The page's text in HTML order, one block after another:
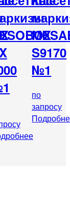
S9170
№1
по
запросу